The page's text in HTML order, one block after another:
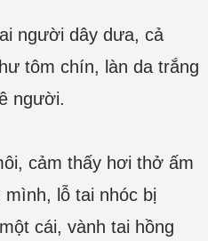
người dây dưa, cả
tôm chín, làn da trắng
người.
cảm thấy hơi thở ấm
mình, lỗ tai nhóc bị
cái, vành tai hồng